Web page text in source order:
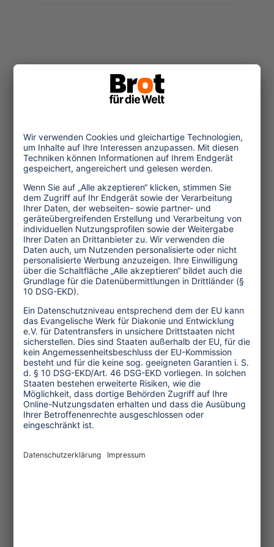
Kultur und Religion
Umwelt und Klima
Wirtschaft
Menschenrechte
Unternehmensverantwortung
Service und Tipps
One Planet Guide für faires
Reisen